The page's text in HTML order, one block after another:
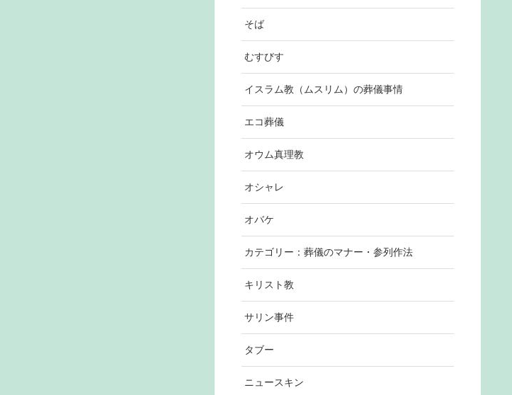
そば
むすびす
イスラム教（ムスリム）の葬儀事情
エコ葬儀
オウム真理教
オシャレ
オバケ
カテゴリー：葬儀のマナー・参列作法
キリスト教
サリン事件
タブー
ニュースキン